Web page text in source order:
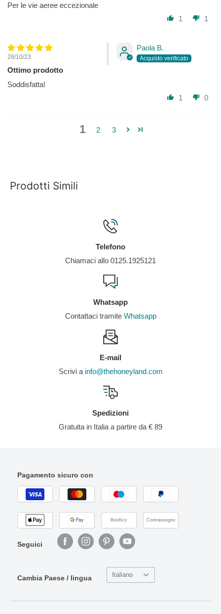
PRODOTTO CERTIFICATO BIOLOGICO BIOAGRICERT.
Per le vie aeree eccezionale
1
1
28/10/23
Paola B.
Ottimo prodotto
Soddisfatta!
1
0
1 2 3
Prodotti Simili
Telefono
Chiamaci allo 0125.1925121
Whatsapp
Contattaci tramite Whatsapp
E-mail
Scrivi a info@thehoneyland.com
Spedizioni
Gratuita in Italia a partire da € 89
Pagamento sicuro con
Bonifico Contrassegno
Seguici
Cambia Paese / lingua Italiano